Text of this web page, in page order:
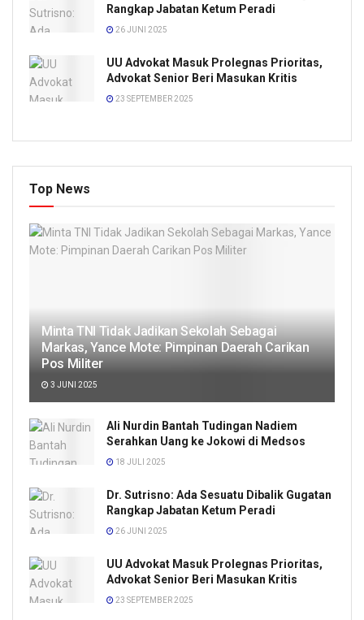
Rangkap Jabatan Ketum Peradi
26 JUNI 2025
UU Advokat Masuk Prolegnas Prioritas,
Advokat Senior Beri Masukan Kritis
23 SEPTEMBER 2025
Top News
Minta TNI Tidak Jadikan Sekolah Sebagai
Markas, Yance Mote: Pimpinan Daerah Carikan
Pos Militer
3 JUNI 2025
Ali Nurdin Bantah Tudingan Nadiem
Serahkan Uang ke Jokowi di Medsos
18 JULI 2025
Dr. Sutrisno: Ada Sesuatu Dibalik Gugatan
Rangkap Jabatan Ketum Peradi
26 JUNI 2025
UU Advokat Masuk Prolegnas Prioritas,
Advokat Senior Beri Masukan Kritis
23 SEPTEMBER 2025